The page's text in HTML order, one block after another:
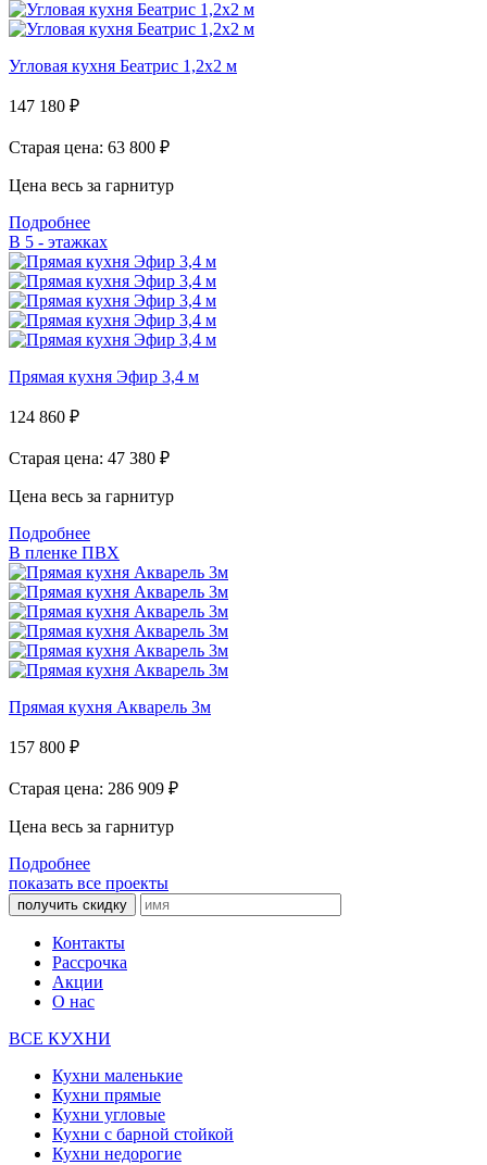
Угловая кухня Беатрис 1,2х2 м
147 180 ₽
Старая цена: 63 800 ₽
Цена весь за гарнитур
Подробнее
В 5 - этажках
Прямая кухня Эфир 3,4 м
124 860 ₽
Старая цена: 47 380 ₽
Цена весь за гарнитур
Подробнее
В пленке ПВХ
Прямая кухня Акварель 3м
157 800 ₽
Старая цена: 286 909 ₽
Цена весь за гарнитур
Подробнее
показать все проекты
получить скидку
Контакты
Рассрочка
Акции
О нас
ВСЕ КУХНИ
Кухни маленькие
Кухни прямые
Кухни угловые
Кухни с барной стойкой
Кухни недорогие